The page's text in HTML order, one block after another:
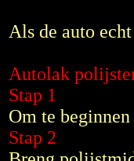
Als de auto
Autolak
Stap 1
Om te
Stap 2